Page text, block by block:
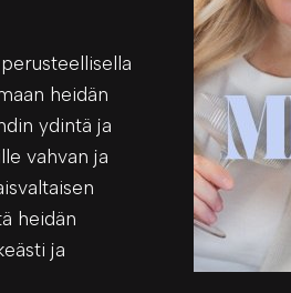
heidän
ydintä ja
vahvan ja
heidän
ja